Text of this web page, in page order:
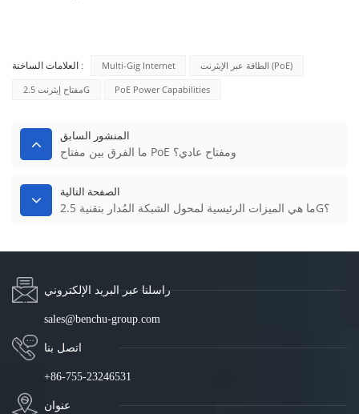
العلامات الساخنة : Multi-Gig Internet
الطاقة عبر الإيثرنت (PoE)
مفتاح إيثرنت 2.5G
PoE Power Capabilities
المنشور السابق
ما الفرق بين مفتاح PoE ومفتاح عادي؟
الصفحة التالية
ما هي الميزات الرئيسية لمحول الشبكة المُدار بتقنية 2.5G؟
راسلنا عبر البريد الإلكتروني
sales@benchu-group.com
اتصل بنا
+86-755-23246531
عنوان